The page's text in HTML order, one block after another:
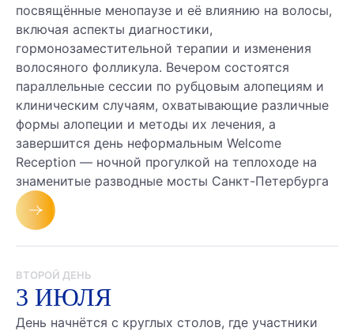
посвящённые менопаузе и её влиянию на волосы,
включая аспекты диагностики,
гормонозаместительной терапии и изменения
волосяного фолликула. Вечером состоятся
параллельные сессии по рубцовым алопециям и
клиническим случаям, охватывающие различные
формы алопеции и методы их лечения, а
завершится день неформальным Welcome
Reception — ночной прогулкой на теплоходе на
знаменитые разводные мосты Санкт-Петербурга
ВТОРОЙ ДЕНЬ
3 ИЮЛЯ
День начнётся с круглых столов, где участники